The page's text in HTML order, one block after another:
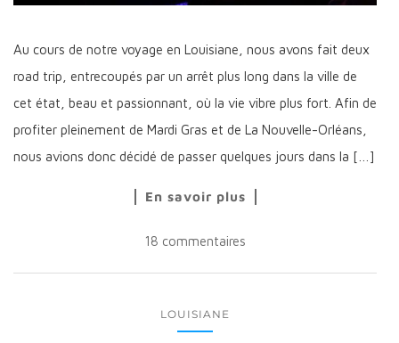
Au cours de notre voyage en Louisiane, nous avons fait deux
road trip, entrecoupés par un arrêt plus long dans la ville de
cet état, beau et passionnant, où la vie vibre plus fort. Afin de
profiter pleinement de Mardi Gras et de La Nouvelle-Orléans,
nous avions donc décidé de passer quelques jours dans la […]
En savoir plus
18 commentaires
LOUISIANE